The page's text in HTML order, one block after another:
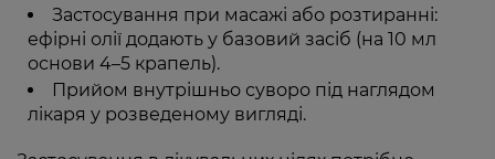
Застосування при масажі або розтиранні:
ефірні олії додають у базовий засіб (на 10 мл
основи 4–5 крапель).
Прийом внутрішньо суворо під наглядом
лікаря у розведеному вигляді.